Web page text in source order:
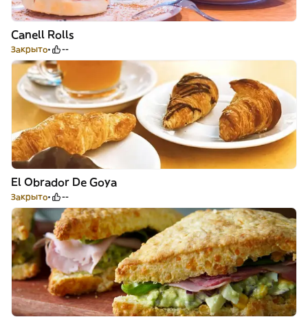
Canell Rolls
Закрыто --
El Obrador De Goya
Закрыто --